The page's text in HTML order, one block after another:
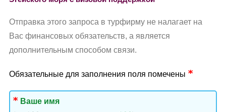
Отправка этого запроса в турфирму не налагает на
Вас финансовых обязательств, а является
дополнительным способом связи.
Обязательные для заполнения поля помечены
Ваше имя